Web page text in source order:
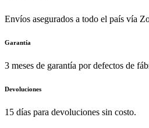
Envíos asegurados a todo el país vía
Garantía
3 meses de garantía por defectos de
Devoluciones
15 días para devoluciones sin costo.